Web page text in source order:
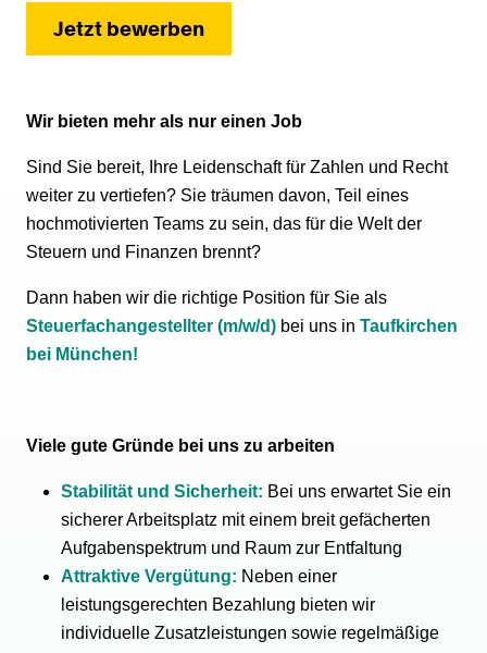
Jetzt bewerben
Wir bieten mehr als nur einen Job
Sind Sie bereit, Ihre Leidenschaft für Zahlen und Recht
weiter zu vertiefen? Sie träumen davon, Teil eines
hochmotivierten Teams zu sein, das für die Welt der
Steuern und Finanzen brennt?
Dann haben wir die richtige Position für Sie als
Steuerfachangestellter (m/w/d) bei uns in Taufkirchen
bei München!
Viele gute Gründe bei uns zu arbeiten
Stabilität und Sicherheit: Bei uns erwartet Sie ein
sicherer Arbeitsplatz mit einem breit gefächerten
Aufgabenspektrum und Raum zur Entfaltung
Attraktive Vergütung: Neben einer
leistungsgerechten Bezahlung bieten wir
individuelle Zusatzleistungen sowie regelmäßige